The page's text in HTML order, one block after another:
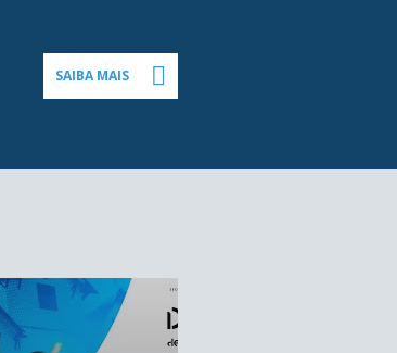
SAIBA MAIS